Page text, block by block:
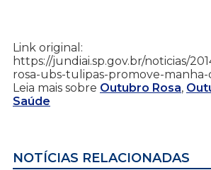
Link original:
https://jundiai.sp.gov.br/noticias/
rosa-ubs-tulipas-promove-manha-
Leia mais sobre Outubro Rosa,
Saúde
NOTÍCIAS RELACIONADAS